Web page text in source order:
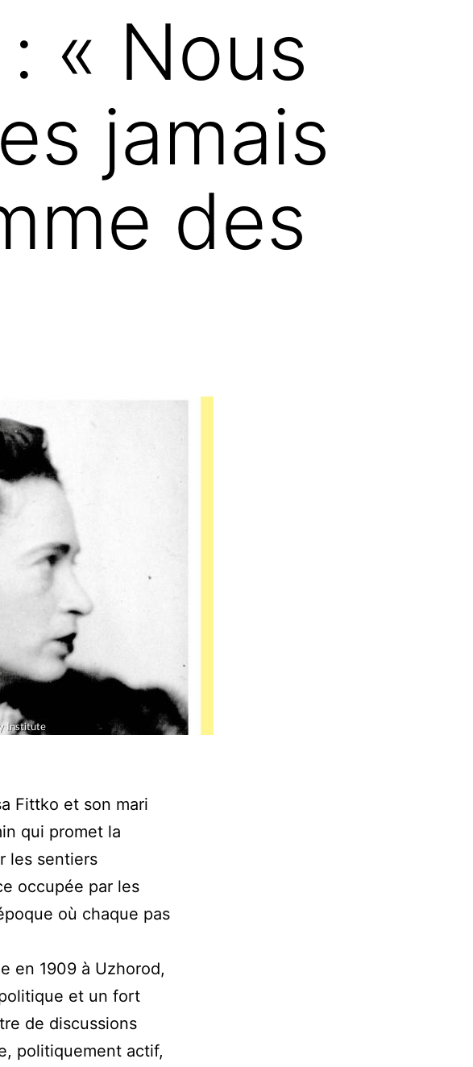
« Nous
jamais
des
Fittko et son mari
qui promet la
les sentiers
occupée par les
où chaque pas
en 1909 à Uzhorod,
et un fort
de discussions
politiquement actif,